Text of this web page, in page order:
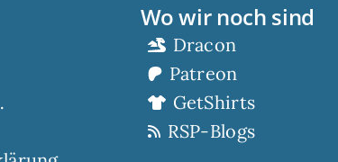
Wo wir noch sind
Dracon
Patreon
GetShirts
RSP-Blogs